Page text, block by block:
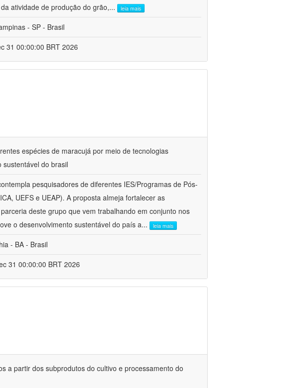
atividade de produção do grão,... leia mais
- SP - Brasil
31 00:00:00 BRT 2026
espécies de maracujá por meio de tecnologias
do brasil
pesquisadores de diferentes IES/Programas de Pós-
UEFS e UEAP). A proposta almeja fortalecer as
deste grupo que vem trabalhando em conjunto nos
o desenvolvimento sustentável do país a... leia mais
- BA - Brasil
31 00:00:00 BRT 2026
a partir dos subprodutos do cultivo e processamento do